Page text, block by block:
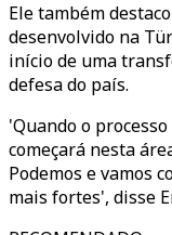
Ele também
desenvolvido na
início de uma
defesa do país.
'Quando o
começará nesta
Podemos e vamos
mais fortes', disse